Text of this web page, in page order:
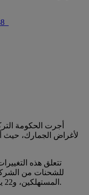
أجرت الحكومة
لأغراض الجمارك،
للشحنات من
المستهلكين، و22 يورو للشحنات من الشركات إلى الشركات.